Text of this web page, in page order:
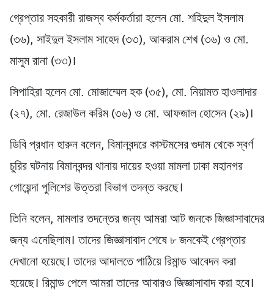
গ্রেপ্তার সহকারী রাজস্ব কর্মকর্তারা হলেন মো. শহিদুল ইসলাম
(৩৬), সাইদুল ইসলাম সাহেদ (৩৩), আকরাম শেখ (৩৬) ও মো.
মাসুম রানা (৩৩)।
সিপাহিরা হলেন মো. মোজাম্মেল হক (৩৫), মো. নিয়ামত হাওলাদার
(২৭), মো. রেজাউল করিম (৩৬) ও মো. আফজাল হোসেন (২৯)।
ডিবি প্রধান হারুন বলেন, বিমানবন্দরে কাস্টমসের গুদাম থেকে স্বর্ণ
চুরির ঘটনায় বিমানবন্দর থানায় দায়ের হওয়া মামলা ঢাকা মহানগর
গোয়েন্দা পুলিশের উত্তরা বিভাগ তদন্ত করছে।
তিনি বলেন, মামলার তদন্তের জন্য আমরা আট জনকে জিজ্ঞাসাবাদের
জন্য এনেছিলাম। তাদের জিজ্ঞাসাবাদ শেষে ৮ জনকেই গ্রেপ্তার
দেখানো হয়েছে। তাদের আদালতে পাঠিয়ে রিমান্ড আবেদন করা
হয়েছে। রিমান্ড পেলে আমরা তাদের আবারও জিজ্ঞাসাবাদ করা হবে।